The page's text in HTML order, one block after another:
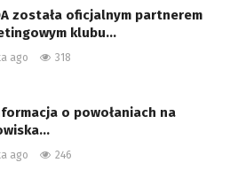
została oficjalnym partnerem
klubu…
ago 318
o powołaniach na
ago 246